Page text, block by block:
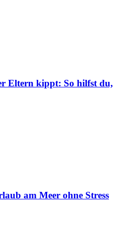
Eltern kippt: So hilfst du,
am Meer ohne Stress